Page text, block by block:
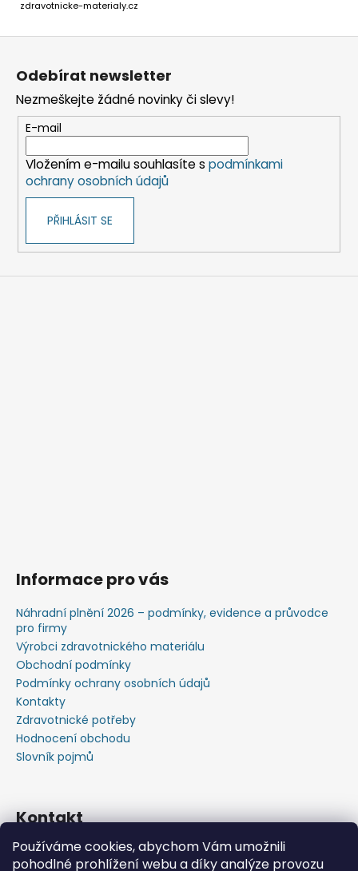
Používáme cookies, abychom Vám umožnili
pohodlné prohlížení webu a díky analýze provozu
zdravotnicke-materialy.cz
Z
Odebírat newsletter
Nezmeškejte žádné novinky či slevy!
E-mail
Vložením e-mailu souhlasíte s podmínkami
ochrany osobních údajů
PŘIHLÁSIT SE
Informace pro vás
Náhradní plnění 2026 – podmínky, evidence a průvodce
pro firmy
Výrobci zdravotnického materiálu
Obchodní podmínky
Podmínky ochrany osobních údajů
Kontakty
Zdravotnické potřeby
Hodnocení obchodu
Slovník pojmů
Kontakt
+420603583759 ,+420734720049